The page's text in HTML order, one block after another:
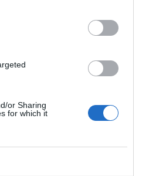
or Sharing
for which it
dermė su odos
atspalviai tampa